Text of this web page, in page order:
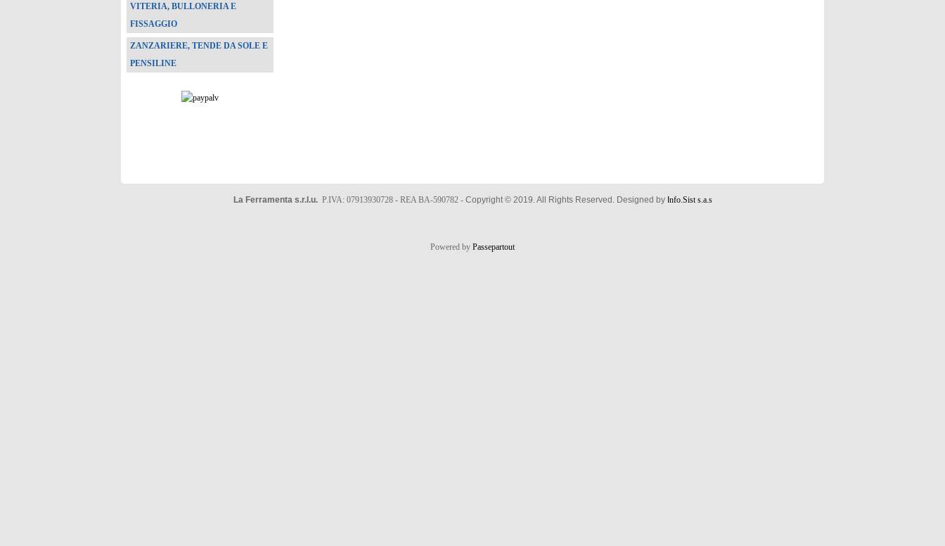
VITERIA, BULLONERIA E
FISSAGGIO
ZANZARIERE, TENDE DA SOLE E
PENSILINE
La Ferramenta s.r.l.u. P.IVA: 07913930728 - REA BA-590782 - Copyright © 2019. All Rights Reserved. Designed by Info.Sist s.a.s
Powered by Passepartout